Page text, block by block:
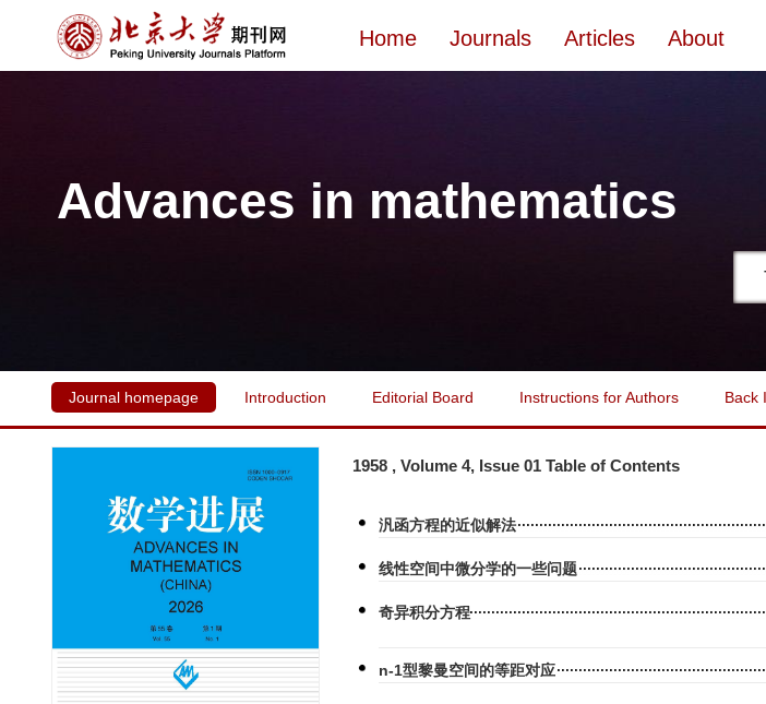
Home Journals Articles About
Advances in mathematics
Journal homepage Introduction Editorial Board Instructions for Authors Back
1958 , Volume 4, Issue 01 Table of Contents
汎函方程的近似解法
线性空间中微分学的一些问题
奇异积分方程
n-1型黎曼空间的等距对应